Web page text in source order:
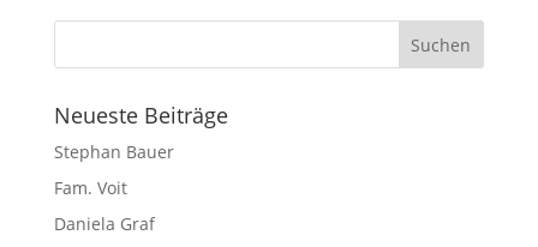
Neueste Beiträge
Stephan Bauer
Fam. Voit
Daniela Graf